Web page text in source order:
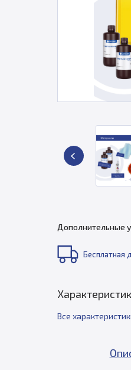
Дополнительные
Бесплатная
Все